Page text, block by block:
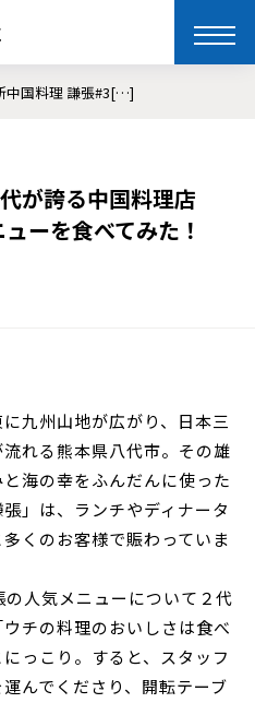
toggle
中国料理 謙張#3[…]
が誇る中国料理店
ーを食べてみた！
九州山地が広がり、日本三
れる熊本県八代市。その雄
海の幸をふんだんに使った
」は、ランチやディナータ
くのお客様で賑わっていま
人気メニューについて２代
チの料理のおいしさは食べ
っこり。すると、スタッフ
んでくださり、開転テーブ